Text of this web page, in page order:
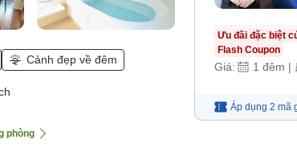
Cảnh đẹp về đêm
phòng
Ưu đãi đặc biệt
Flash Coupon
Giá: 1 đêm |
Áp dụng 2 mã